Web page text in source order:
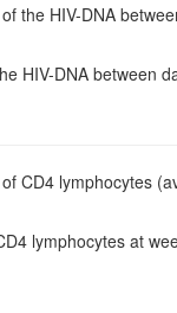
the HIV-DNA
HIV-DNA between
CD4 lymphocytes
lymphocytes at